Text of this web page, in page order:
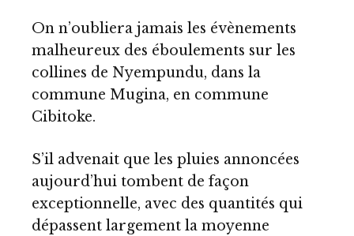
On n’oubliera jamais les évènements
malheureux des éboulements sur les
collines de Nyempundu, dans la
commune Mugina, en commune
Cibitoke.
S’il advenait que les pluies annoncées
aujourd’hui tombent de façon
exceptionnelle, avec des quantités qui
dépassent largement la moyenne